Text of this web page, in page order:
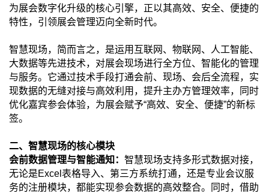
为展会数字化升级的核心引擎，正以其高效、安全、便捷的
特性，引领展会管理迈向全新时代。
智慧现场，简而言之，是运用互联网、物联网、人工智能、
大数据等先进技术，对展会现场进行全方位、智能化的管理
与服务。它通过技术手段打通会前、现场、会后全流程，实
现数据的无缝对接与高效利用，提升主办方管理效率，同时
优化嘉宾参会体验，为展会赋予“高效、安全、便捷”的新标
签。
二、智慧现场的核心模块
会前数据管理与智能通知： 智慧现场支持多形式数据对接，
无论是Excel表格导入、第三方系统打通，还是专业会议服
务的注册模块，都能实现参会数据的高效整合。同时，借助